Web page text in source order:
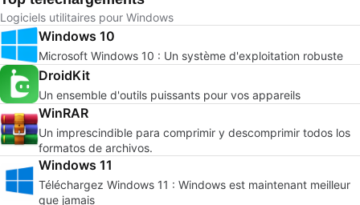
Logiciels utilitaires pour Windows
Windows 10
Microsoft Windows 10 : Un système d'exploitation robuste
DroidKit
Un ensemble d'outils puissants pour vos appareils
WinRAR
Un imprescindible para comprimir y descomprimir todos los
formatos de archivos.
Windows 11
Téléchargez Windows 11 : Windows est maintenant meilleur
que jamais